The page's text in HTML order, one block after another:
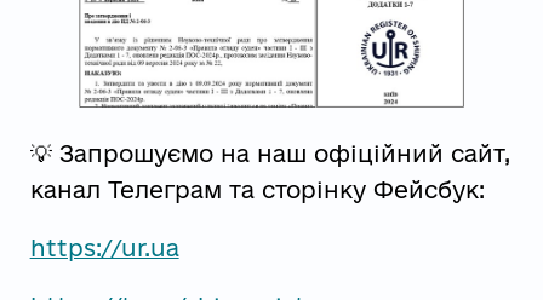
💡 Запрошуємо на наш офіційний сайт,
канал Телеграм та сторінку Фейсбук:
https://ur.ua